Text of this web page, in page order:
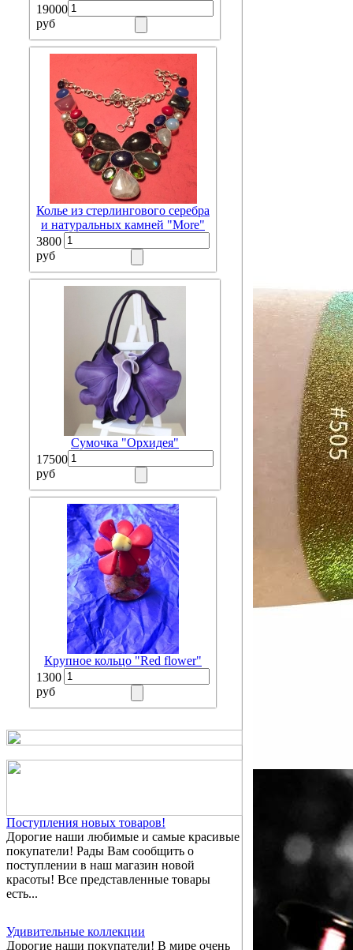
19000
руб
Колье из стерлингового серебра
и натуральных камней "More"
3800
руб
Сумочка "Орхидея"
17500
руб
Крупное кольцо "Red flower"
1300
руб
Поступления новых товаров!
Дорогие наши любимые и самые красивые
покупатели! Рады Вам сообщить о
поступлении в наш магазин новой
красоты! Все представленные товары
есть...
Удивительные коллекции
Дорогие наши покупатели! В мире очень